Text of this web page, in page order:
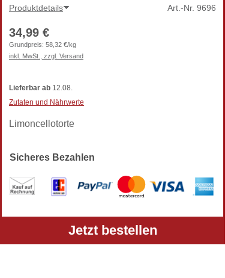
Jetzt bestellen
Produktdetails Art.-Nr. 9696
34,99 €
Grundpreis: 58,32 €/kg
inkl. MwSt., zzgl. Versand
Lieferbar ab 12.08.
Zutaten und Nährwerte
Limoncellotorte
Sicheres Bezahlen
und zzgl. Versandkosten.